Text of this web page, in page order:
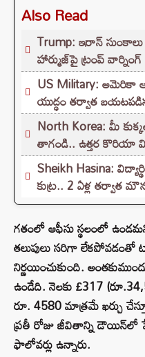
Also Read
Trump: ఇరాన్
హార్ముజ్‌పై ట్రంప్ వార్నింగ్
US Military: అమెరికా
యుద్ధం తర్వాత
North Korea: మీ
తాగండి.. ఉత్తర కొరియా
Sheikh Hasina:
కుట్ర.. 2 ఏళ్ల తర్వాత
గతంలో ఆఫీసు స్థలంలో
తలుపులు సరిగా
నిర్ణయించుకుంది.
ఉండేది. నెలకు £317
రూ. 4580 మాత్రమే ఖర్చు
ప్రతీ రోజు జీవితాన్ని డౌయిన్‌‌లో
ఫాలోవర్లు ఉన్నారు.